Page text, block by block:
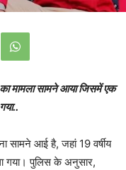
मामला सामने आया जिसमें एक
सामने आई है, जहां 19 वर्षीय
गया। पुलिस के अनुसार,